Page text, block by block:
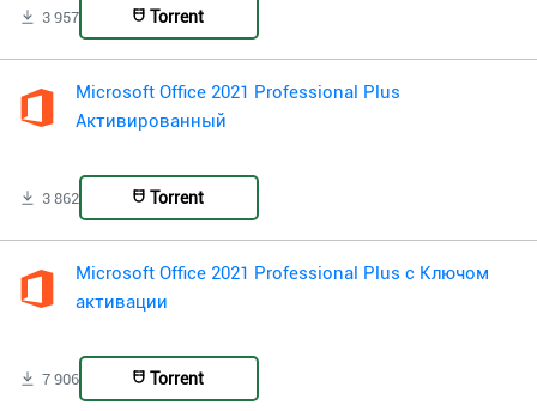
3 957 Torrent
Microsoft Office 2021 Professional Plus
Активированный
3 862 Torrent
Microsoft Office 2021 Professional Plus с Ключом
активации
7 906 Torrent